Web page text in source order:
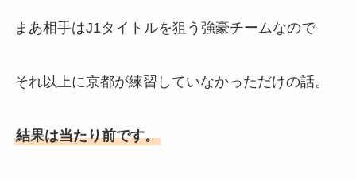
まあ相手はJ1タイトルを狙う強豪チームなので
それ以上に京都が練習していなかっただけの話。
結果は当たり前です。